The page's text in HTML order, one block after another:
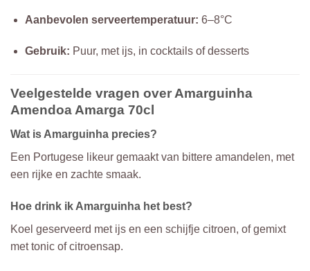
Aanbevolen serveertemperatuur: 6–8°C
Gebruik: Puur, met ijs, in cocktails of desserts
Veelgestelde vragen over Amarguinha
Amendoa Amarga 70cl
Wat is Amarguinha precies?
Een Portugese likeur gemaakt van bittere amandelen, met
een rijke en zachte smaak.
Hoe drink ik Amarguinha het best?
Koel geserveerd met ijs en een schijfje citroen, of gemixt
met tonic of citroensap.